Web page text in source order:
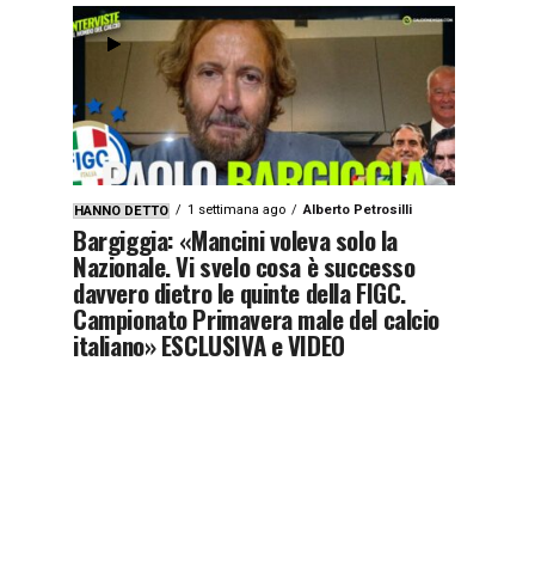
HANNO DETTO 1 settimana ago Alberto Petrosilli
Bargiggia: «Mancini voleva solo la
Nazionale. Vi svelo cosa è successo
davvero dietro le quinte della FIGC.
Campionato Primavera male del calcio
italiano» ESCLUSIVA e VIDEO